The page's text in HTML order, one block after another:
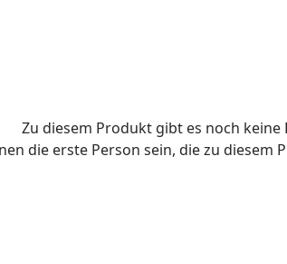
Zu diesem Produkt gibt es noch
die erste Person sein, die zu diesem